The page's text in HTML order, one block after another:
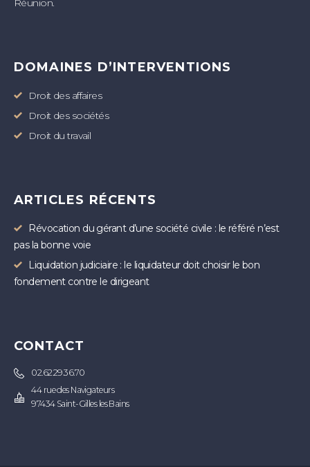
Réunion.
DOMAINES D’INTERVENTIONS
Droit des affaires
Droit des sociétés
Droit du travail
ARTICLES RÉCENTS
Révocation du gérant d’une société civile : le référé n’est
pas la bonne voie
Liquidation judiciaire : le liquidateur doit choisir le bon
fondement contre le dirigeant
CONTACT
02.62.29.36.70
44 rue des Navigateurs
97434 Saint-Gilles les Bains